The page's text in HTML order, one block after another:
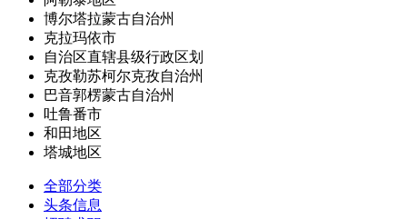
博尔塔拉蒙古自治州
克拉玛依市
自治区直辖县级行政区划
克孜勒苏柯尔克孜自治州
巴音郭楞蒙古自治州
吐鲁番市
和田地区
塔城地区
全部分类
头条信息